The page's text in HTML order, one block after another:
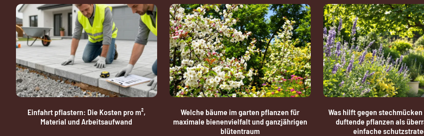
Einfahrt pflastern: Die Kosten pro m²,
Material und Arbeitsaufwand
Welche bäume im garten pflanzen für
maximale bienenvielfalt und ganzjährigen
blütentraum
Was hilft gegen
duftende pflanzen als
einfache